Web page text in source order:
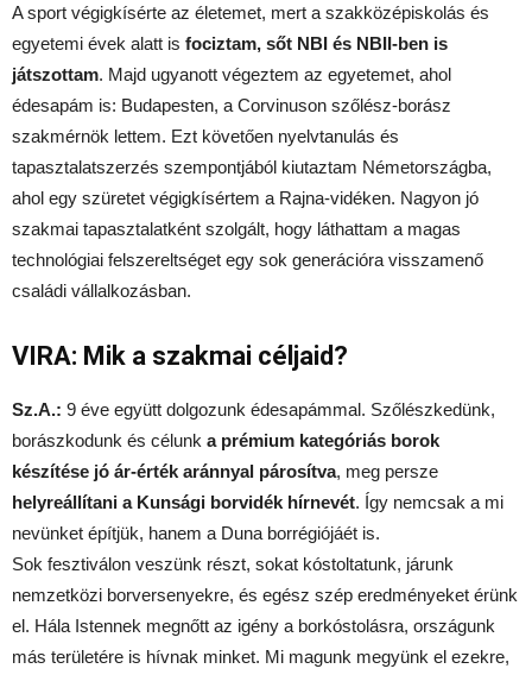
A sport végigkísérte az életemet, mert a szakközépiskolás és
egyetemi évek alatt is fociztam, sőt NBI és NBII-ben is
játszottam. Majd ugyanott végeztem az egyetemet, ahol
édesapám is: Budapesten, a Corvinuson szőlész-borász
szakmérnök lettem. Ezt követően nyelvtanulás és
tapasztalatszerzés szempontjából kiutaztam Németországba,
ahol egy szüretet végigkísértem a Rajna-vidéken. Nagyon jó
szakmai tapasztalatként szolgált, hogy láthattam a magas
technológiai felszereltséget egy sok generációra visszamenő
családi vállalkozásban.
VIRA: Mik a szakmai céljaid?
Sz.A.: 9 éve együtt dolgozunk édesapámmal. Szőlészkedünk,
borászkodunk és célunk a prémium kategóriás borok
készítése jó ár-érték aránnyal párosítva, meg persze
helyreállítani a Kunsági borvidék hírnevét. Így nemcsak a mi
nevünket építjük, hanem a Duna borrégiójáét is.
Sok fesztiválon veszünk részt, sokat kóstoltatunk, járunk
nemzetközi borversenyekre, és egész szép eredményeket érünk
el. Hála Istennek megnőtt az igény a borkóstolásra, országunk
más területére is hívnak minket. Mi magunk megyünk el ezekre,